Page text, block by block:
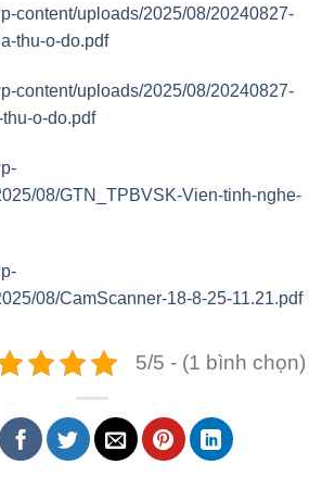
content/uploads/2025/08/20240827-
thu-o-do.pdf
content/uploads/2025/08/20240827-
o-do.pdf
08/GTN_TPBVSK-Vien-tinh-nghe-
08/CamScanner-⁨18-8-25-11.21⁩.pdf
5/5 - (1 bình chọn)